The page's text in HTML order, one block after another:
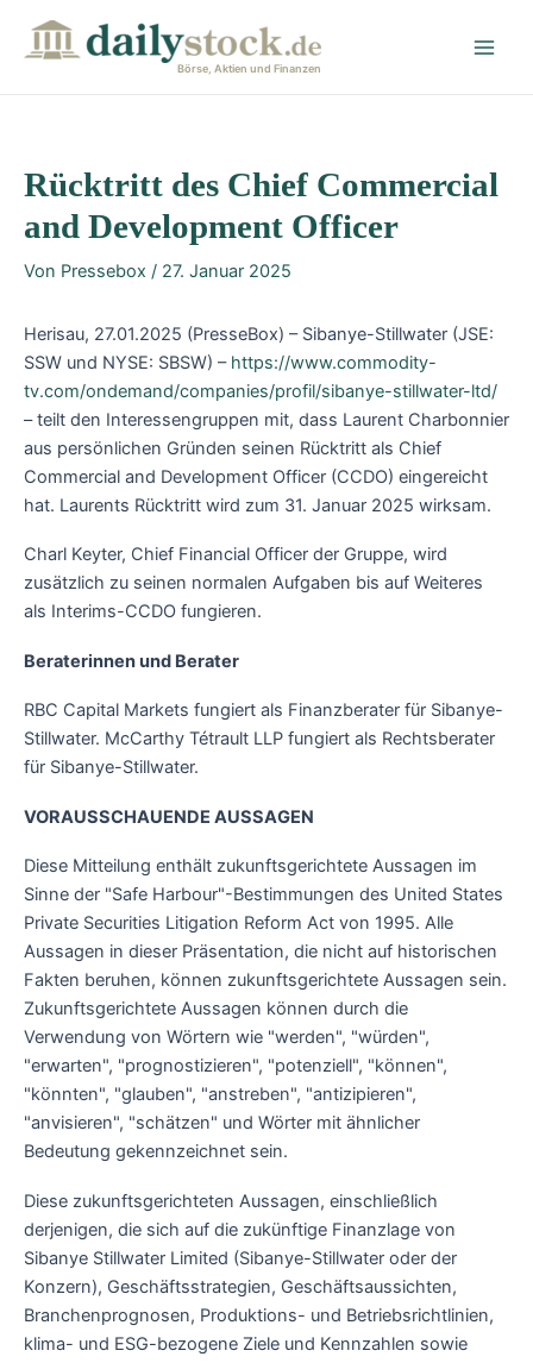
Börse, Aktien und Finanzen
Rücktritt des Chief Commercial
and Development Officer
Von Pressebox / 27. Januar 2025
Herisau, 27.01.2025 (PresseBox) – Sibanye-Stillwater (JSE:
SSW und NYSE: SBSW) – https://www.commodity-
tv.com/ondemand/companies/profil/sibanye-stillwater-ltd/
– teilt den Interessengruppen mit, dass Laurent Charbonnier
aus persönlichen Gründen seinen Rücktritt als Chief
Commercial and Development Officer (CCDO) eingereicht
hat. Laurents Rücktritt wird zum 31. Januar 2025 wirksam.
Charl Keyter, Chief Financial Officer der Gruppe, wird
zusätzlich zu seinen normalen Aufgaben bis auf Weiteres
als Interims-CCDO fungieren.
Beraterinnen und Berater
RBC Capital Markets fungiert als Finanzberater für Sibanye-
Stillwater. McCarthy Tétrault LLP fungiert als Rechtsberater
für Sibanye-Stillwater.
VORAUSSCHAUENDE AUSSAGEN
Diese Mitteilung enthält zukunftsgerichtete Aussagen im
Sinne der "Safe Harbour"-Bestimmungen des United States
Private Securities Litigation Reform Act von 1995. Alle
Aussagen in dieser Präsentation, die nicht auf historischen
Fakten beruhen, können zukunftsgerichtete Aussagen sein.
Zukunftsgerichtete Aussagen können durch die
Verwendung von Wörtern wie "werden", "würden",
"erwarten", "prognostizieren", "potenziell", "können",
"könnten", "glauben", "anstreben", "antizipieren",
"anvisieren", "schätzen" und Wörter mit ähnlicher
Bedeutung gekennzeichnet sein.
Diese zukunftsgerichteten Aussagen, einschließlich
derjenigen, die sich auf die zukünftige Finanzlage von
Sibanye Stillwater Limited (Sibanye-Stillwater oder der
Konzern), Geschäftsstrategien, Geschäftsaussichten,
Branchenprognosen, Produktions- und Betriebsrichtlinien,
klima- und ESG-bezogene Ziele und Kennzahlen sowie